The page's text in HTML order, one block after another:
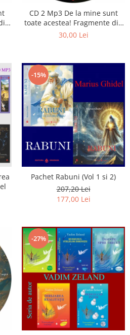
CD 2 Mp3 De la mine sunt
toate acestea! Fragmente din
cărțile lui Marius Ghidel
30,00 Lei
-15%
Pachet Rabuni (Vol 1 si 2)
207,20 Lei
177,00 Lei
-27%